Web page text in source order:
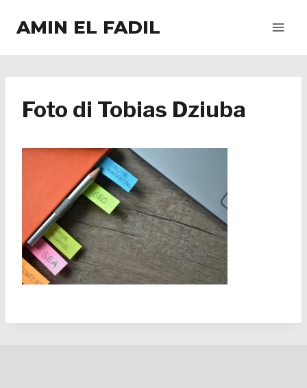
AMIN EL FADIL
Foto di Tobias Dziuba